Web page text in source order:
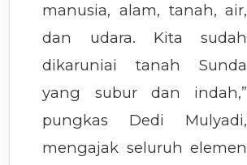
manusia, alam, tanah, air,
dan udara. Kita sudah
dikaruniai tanah Sunda
yang subur dan indah,”
pungkas Dedi Mulyadi,
mengajak seluruh elemen